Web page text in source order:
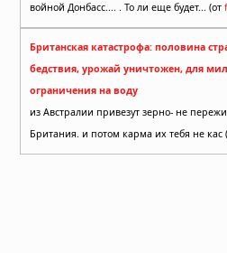
войной Донбасс.... . То ли еще будет... (от
Британская катастрофа: половина
бедствия, урожай уничтожен, для
ограничения на воду
из Австралии привезут зерно- не
Британия. и потом карма их тебя не кас